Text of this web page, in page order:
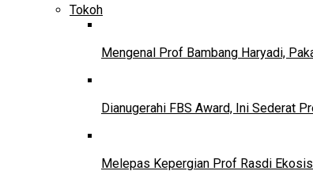
Tokoh
Mengenal Prof Bambang Haryadi,
Dianugerahi FBS Award, Ini Sederat
Melepas Kepergian Prof Rasdi